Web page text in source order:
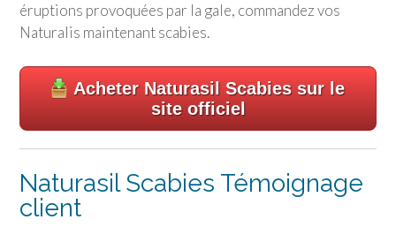
éruptions provoquées par la gale, commandez vos
Naturalis maintenant scabies.
Acheter Naturasil Scabies sur le
site officiel
Naturasil Scabies Témoignage
client